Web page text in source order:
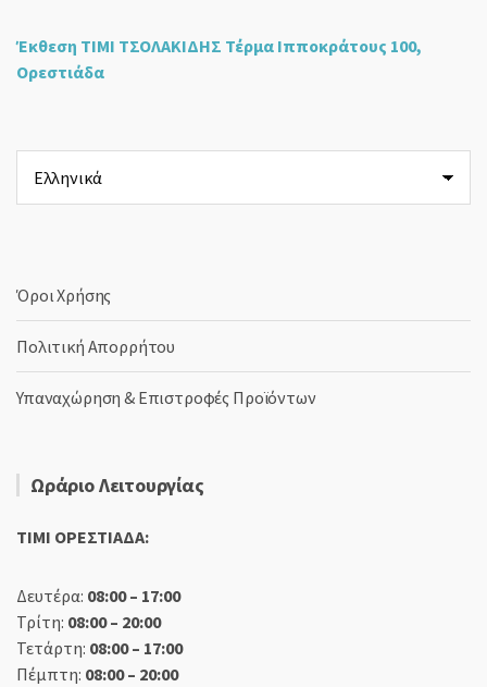
Έκθεση ΤΙΜΙ ΤΣΟΛΑΚΙΔΗΣ Τέρμα Ιπποκράτους 100,
Ορεστιάδα
μια
γλώσσα
Όροι Χρήσης
Πολιτική Απορρήτου
Υπαναχώρηση & Επιστροφές Προϊόντων
Ωράριο Λειτουργίας
TIMI ΟΡΕΣΤΙΑΔΑ:
Δευτέρα: 08:00 – 17:00
Τρίτη: 08:00 – 20:00
Τετάρτη: 08:00 – 17:00
Πέμπτη: 08:00 – 20:00